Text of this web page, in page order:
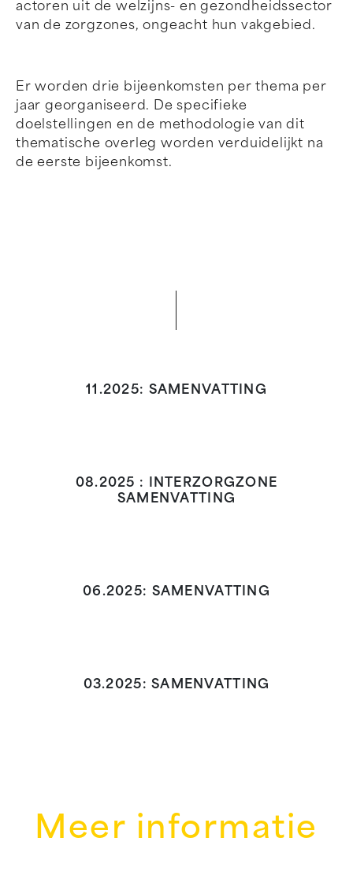
actoren uit de welzijns- en gezondheidssector
van de zorgzones, ongeacht hun vakgebied.
Er worden drie bijeenkomsten per thema per
jaar georganiseerd. De specifieke
doelstellingen en de methodologie van dit
thematische overleg worden verduidelijkt na
de eerste bijeenkomst.
11.2025: SAMENVATTING
08.2025 : INTERZORGZONE
SAMENVATTING
06.2025: SAMENVATTING
03.2025: SAMENVATTING
Meer informatie